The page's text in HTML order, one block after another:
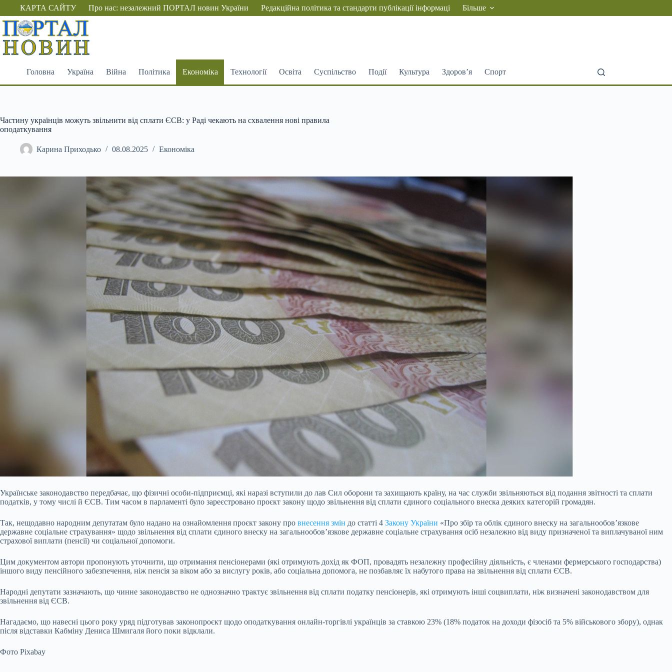
Перейти
вмісту
КАРТА САЙТУ Про нас: незалежний ПОРТАЛ новин України Редакційна політика та стандарти публікації інформаці Більше
Головна Україна Війна Політика Економіка Технології Освіта Суспільство Події Культура Здоров’я Спорт
Частину українців можуть звільнити від сплати ЄСВ: у Раді чекають на схвалення нові правила
оподаткування
Карина Приходько 08.08.2025 Економіка
Українське законодавство передбачає, що фізичні особи-підприємці, які наразі вступили до лав Сил оборони та захищають країну, на час служби звільняються від подання звітності та сплати
податків, у тому числі й ЄСВ. Тим часом в парламенті було зареєстровано проєкт закону щодо звільнення від сплати єдиного соціального внеска деяких категорій громадян.
Так, нещодавно народним депутатам було надано на ознайомлення проєкт закону про внесення змін до статті 4 Закону України «Про збір та облік єдиного внеску на загальнообов’язкове
державне соціальне страхування» щодо звільнення від сплати єдиного внеску на загальнообов’язкове державне соціальне страхування осіб незалежно від виду призначеної та виплачуваної ним
страхової виплати (пенсії) чи соціальної допомоги.
Цим документом автори пропонують уточнити, що отримання пенсіонерами (які отримують дохід як ФОП, провадять незалежну професійну діяльність, є членами фермерського господарства)
іншого виду пенсійного забезпечення, ніж пенсія за віком або за вислугу років, або соціальна допомога, не позбавляє їх набутого права на звільнення від сплати ЄСВ.
Народні депутати зазначають, що чинне законодавство не однозначно трактує звільнення від сплати податку пенсіонерів, які отримують інші соцвиплати, ніж визначені законодавством для
звільнення від ЄСВ.
Нагадаємо, що навесні цього року уряд підготував законопроєкт щодо оподаткування онлайн-торгівлі українців за ставкою 23% (18% податок на доходи фізосіб та 5% військового збору), однак
після відставки Кабміну Дениса Шмигаля його поки відклали.
Фото Pixabay